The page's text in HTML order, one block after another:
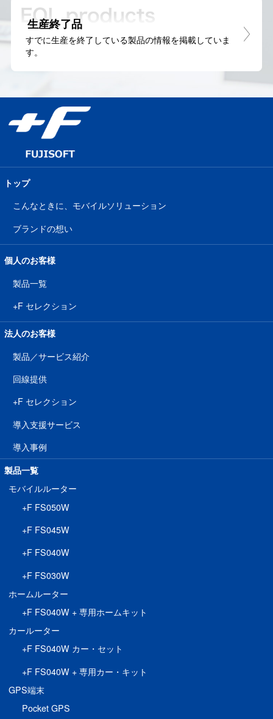
生産終了品
すでに生産を終了している製品の情報を掲載していま
す。
トップ
こんなときに、モバイルソリューション
ブランドの想い
個人のお客様
製品一覧
+F セレクション
法人のお客様
製品／サービス紹介
回線提供
+F セレクション
導入支援サービス
導入事例
製品一覧
モバイルルーター
+F FS050W
+F FS045W
+F FS040W
+F FS030W
ホームルーター
+F FS040W + 専用ホームキット
カールーター
+F FS040W カー・セット
+F FS040W + 専用カー・キット
GPS端末
Pocket GPS